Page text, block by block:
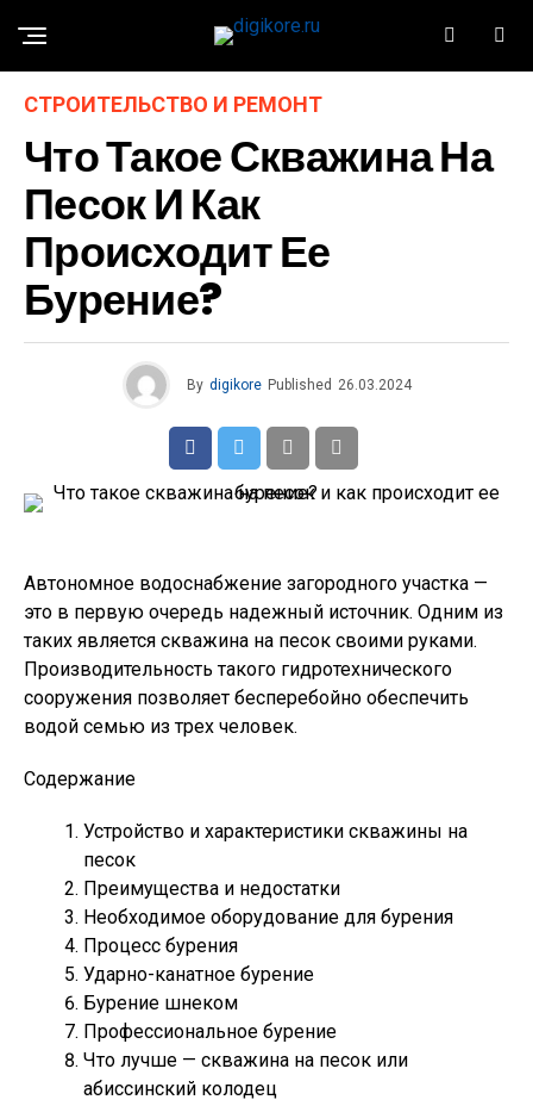
СТРОИТЕЛЬСТВО И РЕМОНТ
Что Такое Скважина На
Песок И Как
Происходит Ее
Бурение?
By digikore Published 26.03.2024
Автономное водоснабжение загородного участка —
это в первую очередь надежный источник. Одним из
таких является скважина на песок своими руками.
Производительность такого гидротехнического
сооружения позволяет бесперебойно обеспечить
водой семью из трех человек.
Содержание
Устройство и характеристики скважины на
песок
Преимущества и недостатки
Необходимое оборудование для бурения
Процесс бурения
Ударно-канатное бурение
Бурение шнеком
Профессиональное бурение
Что лучше — скважина на песок или
абиссинский колодец